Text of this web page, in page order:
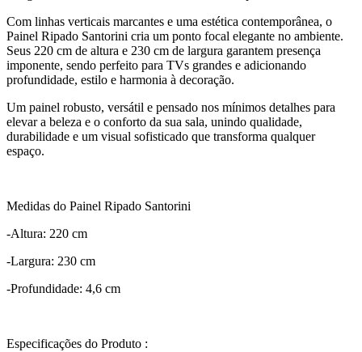
Com linhas verticais marcantes e uma estética contemporânea, o
Painel Ripado Santorini cria um ponto focal elegante no ambiente.
Seus 220 cm de altura e 230 cm de largura garantem presença
imponente, sendo perfeito para TVs grandes e adicionando
profundidade, estilo e harmonia à decoração.
Um painel robusto, versátil e pensado nos mínimos detalhes para
elevar a beleza e o conforto da sua sala, unindo qualidade,
durabilidade e um visual sofisticado que transforma qualquer
espaço.
Medidas do Painel Ripado Santorini
-Altura: 220 cm
-Largura: 230 cm
-Profundidade: 4,6 cm
Especificações do Produto :